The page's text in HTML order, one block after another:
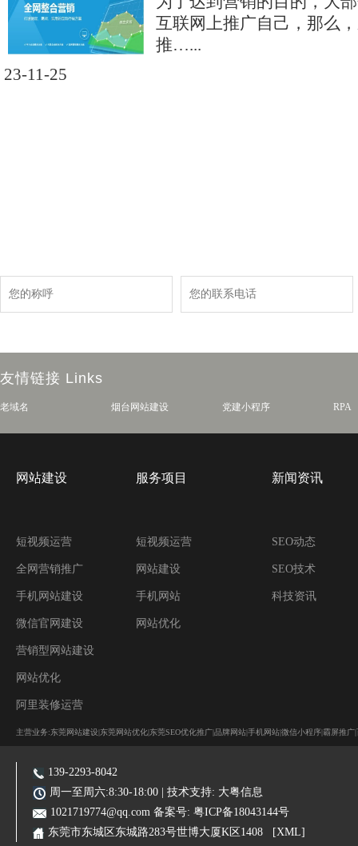
互联网上推广自己，那么
推…...
23-11-25
友情链接 Links
老域名 烟台网站建设 党建小程序 RPA
网站建设
短视频运营
全网营销推广
手机网站建设
微信官网建设
营销型网站建设
网站优化
阿里装修运营
服务项目
短视频运营
网站建设
手机网站
网站优化
新闻资讯
SEO动态
SEO技术
科技资讯
主营业务:东莞网站建设|东莞网站优化|东莞SEO优化推广|品牌网站|手机网站|微信小程序|霸屏推广
139-2293-8042
周一至周六:8:30-18:00 | 技术支持: 大粤信息
1021719774@qq.com 备案号: 粤ICP备18043144号
东莞市东城区东城路283号世博大厦K区1408
[XML]